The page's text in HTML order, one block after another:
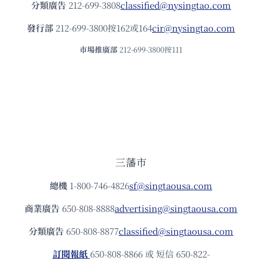
分類廣告 212-699-3808classified@nysingtao.com
發⾏部 212-699-3800按162或164cir@nysingtao.com
市場推廣部 212-699-3800按111
三藩市
總機 1-800-746-4826sf@singtaousa.com
商業廣告 650-808-8888advertising@singtaousa.com
分類廣告 650-808-8877classified@singtaousa.com
訂閱報紙 650-808-8866 或 短信 650-822-